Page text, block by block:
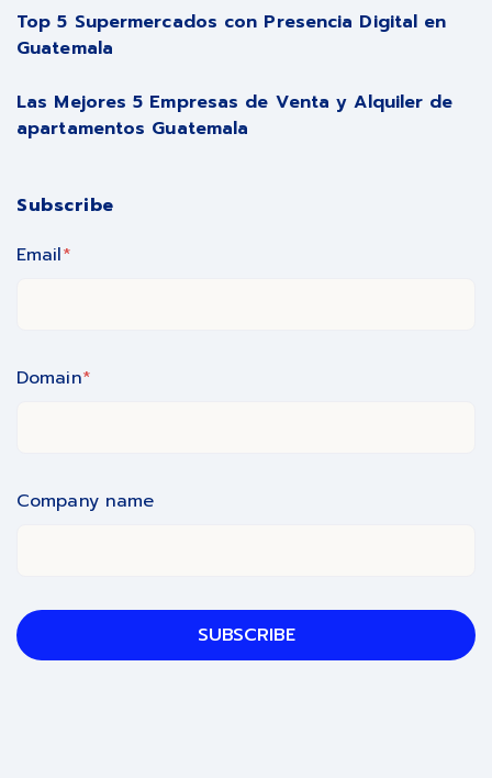
Top 5 Supermercados con Presencia Digital en
Guatemala
Las Mejores 5 Empresas de Venta y Alquiler de
apartamentos Guatemala
Subscribe
Email*
Domain*
Company name